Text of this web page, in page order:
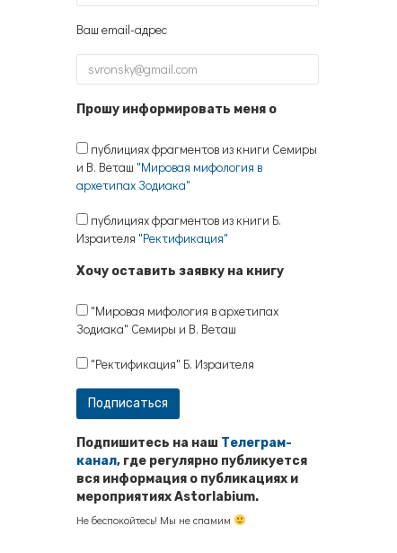
Ваш email-адрес
Прошу информировать меня о
публициях фрагментов из книги Семиры
и В. Веташ "Мировая мифология в
архетипах Зодиака"
публициях фрагментов из книги Б.
Израителя "Ректификация"
Хочу оставить заявку на книгу
"Мировая мифология в архетипах
Зодиака" Семиры и В. Веташ
"Ректификация" Б. Израителя
Подпишитесь на наш Телеграм-
канал, где регулярно публикуется
вся информация о публикациях и
мероприятиях Astorlabium.
Не беспокойтесь! Мы не спамим